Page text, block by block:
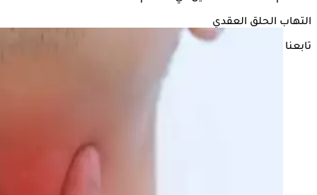
التهاب الحلق العقدي
تابعنا على